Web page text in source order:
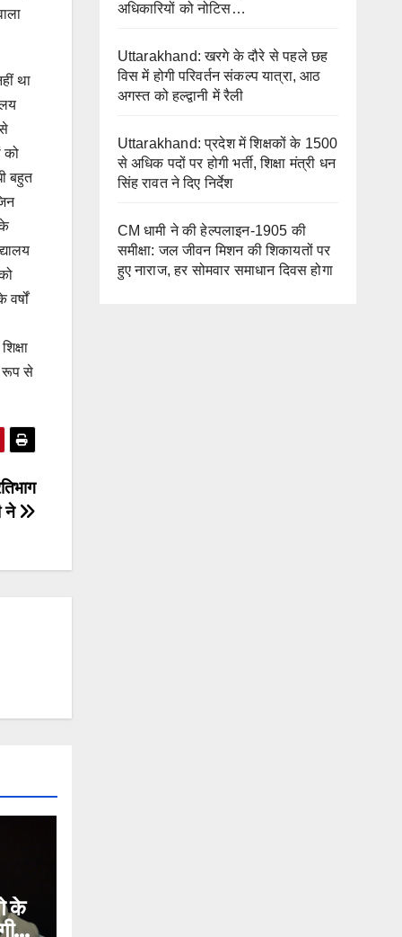
था
को
बहुत
रूप से
ने
के
अधिकारियों को नोटिस…
Uttarakhand: खरगे के दौरे से पहले छह
विस में होगी परिवर्तन संकल्प यात्रा, आठ
अगस्त को हल्द्वानी में रैली
Uttarakhand: प्रदेश में शिक्षकों के 1500
से अधिक पदों पर होगी भर्ती, शिक्षा मंत्री धन
सिंह रावत ने दिए निर्देश
CM धामी ने की हेल्पलाइन-1905 की
समीक्षा: जल जीवन मिशन की शिकायतों पर
हुए नाराज, हर सोमवार समाधान दिवस होगा